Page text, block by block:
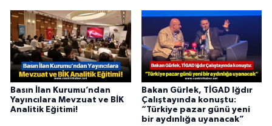
Basın İlan Kurumu’ndan
Yayıncılara Mevzuat ve BİK
Analitik Eğitimi!
Bakan Gürlek, TİGAD Iğdır
Çalıştayında konuştu:
“Türkiye pazar günü yeni
bir aydınlığa uyanacak”